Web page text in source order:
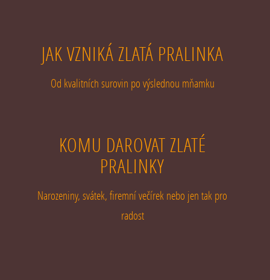
JAK VZNIKÁ ZLATÁ PRALINKA
Od kvalitních surovin po výslednou mňamku
KOMU DAROVAT ZLATÉ
PRALINKY
Narozeniny, svátek, firemní večírek nebo jen tak pro
radost